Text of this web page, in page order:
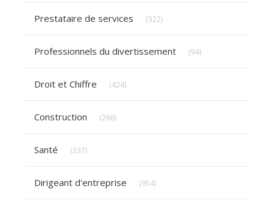
Prestataire de services (322)
Professionnels du divertissement (94)
Droit et Chiffre (424)
Construction (266)
Santé (337)
Dirigeant d'entreprise (954)